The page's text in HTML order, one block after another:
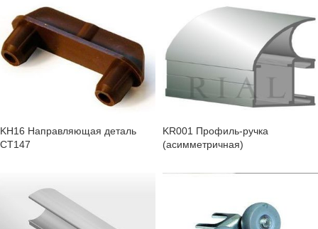
KH16 Направляющая деталь
СТ147
KR001 Профиль-ручка
(асимметричная)